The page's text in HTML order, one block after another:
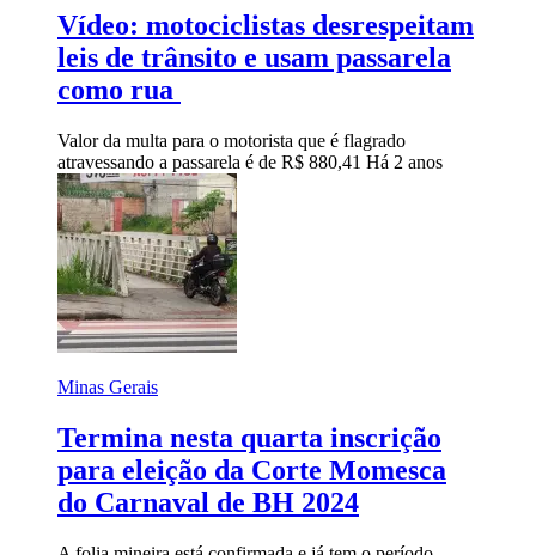
Vídeo: motociclistas desrespeitam
leis de trânsito e usam passarela
como rua
Valor da multa para o motorista que é flagrado
atravessando a passarela é de R$ 880,41 Há 2 anos
Minas Gerais
Termina nesta quarta inscrição
para eleição da Corte Momesca
do Carnaval de BH 2024